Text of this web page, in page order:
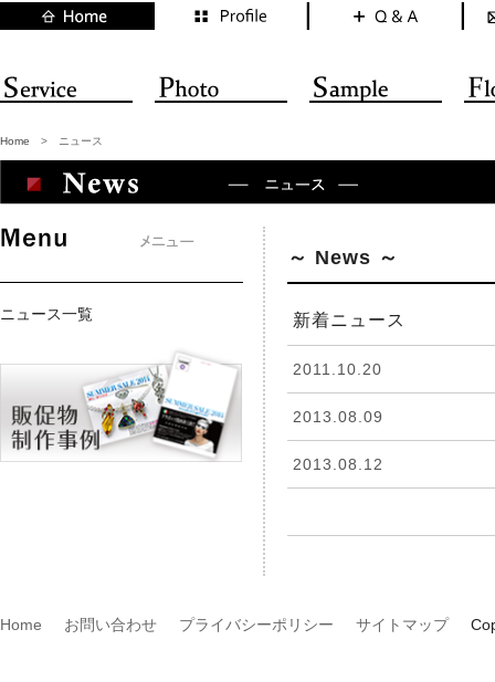
Home > ニュース
ニュース一覧
～ News ～
新着ニュース
2011.10.20
2013.08.09
2013.08.12
Home お問い合わせ プライバシーポリシー サイトマップ